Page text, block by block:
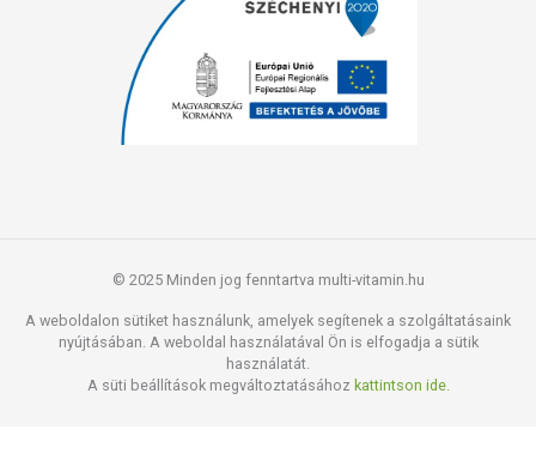
© 2025 Minden jog fenntartva multi-vitamin.hu
A weboldalon sütiket használunk, amelyek segítenek a szolgáltatásaink
nyújtásában. A weboldal használatával Ön is elfogadja a sütik
használatát.
A süti beállítások megváltoztatásához kattintson ide.